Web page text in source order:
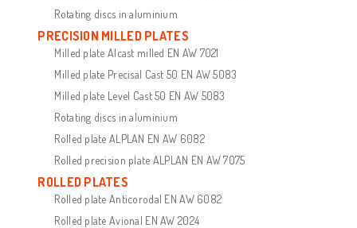
Rotating discs in aluminium
PRECISION MILLED PLATES
Milled plate Alcast milled EN AW 7021
Milled plate Precisal Cast 50 EN AW 5083
Milled plate Level Cast 50 EN AW 5083
Rotating discs in aluminium
Rolled plate ALPLAN EN AW 6082
Rolled precision plate ALPLAN EN AW 7075
ROLLED PLATES
Rolled plate Anticorodal EN AW 6082
Rolled plate Avional EN AW 2024